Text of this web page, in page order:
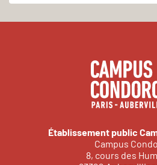
Établissement public
Campus
8, cours des